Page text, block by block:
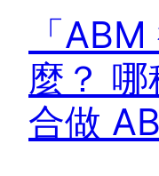
「
麼？
合做